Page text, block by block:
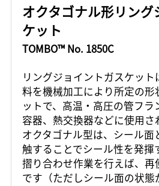
オクタゴナル形リン
ケット
TOMBO™ No. 1850C
リングジョイントガスケッ
料を機械加工により所定の
ットで、高温・高圧の管フラ
容器、熱交換器などに使用さ
オクタゴナル型は、シール面
触することでシール性を発揮
摺り合わせ作業を行えば、
です（ただしシール面の状態